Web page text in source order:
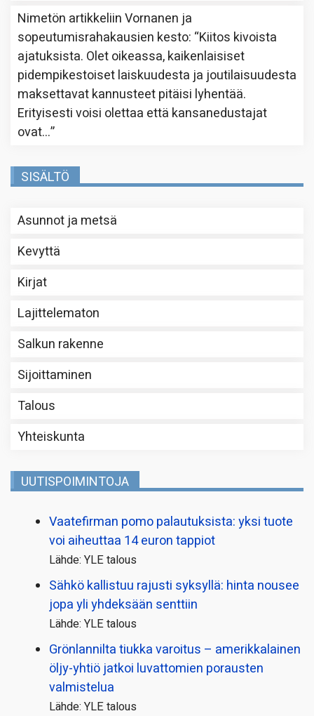
Nimetön artikkeliinVornanen ja
sopeutumisrahakausien kesto: “Kiitos kivoista
ajatuksista. Olet oikeassa, kaikenlaisiset
pidempikestoiset laiskuudesta ja joutilaisuudesta
maksettavat kannusteet pitäisi lyhentää.
Erityisesti voisi olettaa että kansanedustajat
ovat…”
SISÄLTÖ
Asunnot ja metsä
Kevyttä
Kirjat
Lajittelematon
Salkun rakenne
Sijoittaminen
Talous
Yhteiskunta
UUTISPOIMINTOJA
Vaatefirman pomo palautuksista: yksi tuote
voi aiheuttaa 14 euron tappiot
Lähde: YLE talous
Sähkö kallistuu rajusti syksyllä: hinta nousee
jopa yli yhdeksään senttiin
Lähde: YLE talous
Grönlannilta tiukka varoitus – amerikkalainen
öljy-yhtiö jatkoi luvattomien porausten
valmistelua
Lähde: YLE talous